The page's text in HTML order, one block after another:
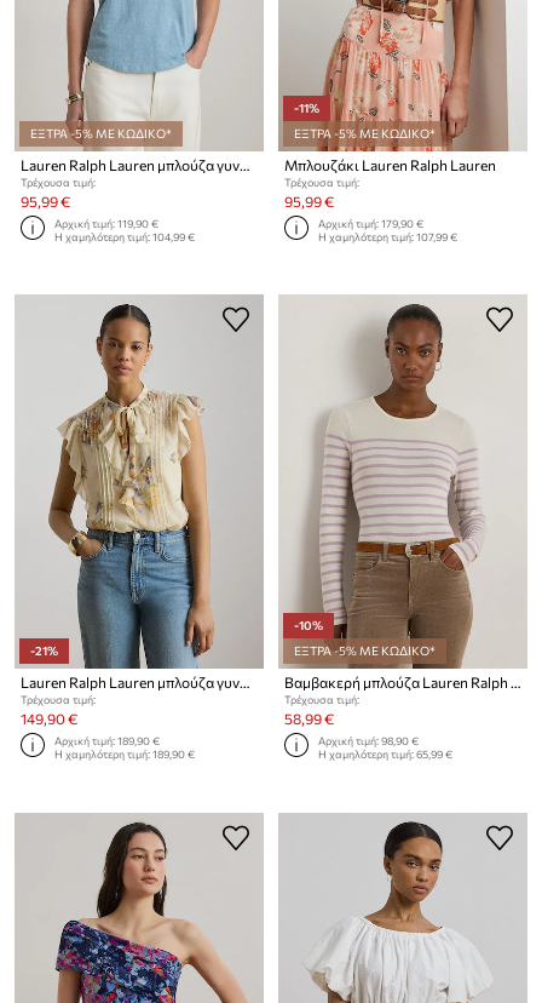
ΕΞΤΡΑ -5% ΜΕ ΚΩΔΙΚΟ*
Lauren Ralph Lauren μπλούζα γυναικεία βαμβακερή
Τρέχουσα τιμή:
95,99 €
Αρχική τιμή:119,90 €
Η χαμηλότερη τιμή:104,99 €
-11%
ΕΞΤΡΑ -5% ΜΕ ΚΩΔΙΚΟ*
Μπλουζάκι Lauren Ralph Lauren
Τρέχουσα τιμή:
95,99 €
Αρχική τιμή:179,90 €
Η χαμηλότερη τιμή:107,99 €
-21%
Lauren Ralph Lauren μπλούζα γυναικεία
Τρέχουσα τιμή:
149,90 €
Αρχική τιμή:189,90 €
Η χαμηλότερη τιμή:189,90 €
-10%
ΕΞΤΡΑ -5% ΜΕ ΚΩΔΙΚΟ*
Βαμβακερή μπλούζα Lauren Ralph Lauren
Τρέχουσα τιμή:
58,99 €
Αρχική τιμή:98,90 €
Η χαμηλότερη τιμή:65,99 €